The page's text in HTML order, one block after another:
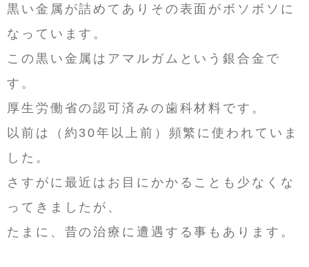
黒い金属が詰めてありその表面がボソボソに
なっています。
この黒い金属はアマルガムという銀合金で
す。
厚生労働省の認可済みの歯科材料です。
以前は（約30年以上前）頻繁に使われていま
した。
さすがに最近はお目にかかることも少なくな
ってきましたが、
たまに、昔の治療に遭遇する事もあります。